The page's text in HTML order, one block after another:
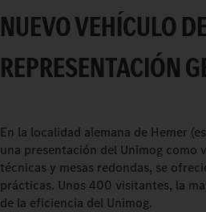
NUEVO VEHÍCULO
REPRESENTACIÓN
En la localidad alemana de Hemer
una presentación del Unimog como
técnicas y mesas redondas, se
prácticas. Unos 400 visitantes, la
de la eficiencia del Unimog.